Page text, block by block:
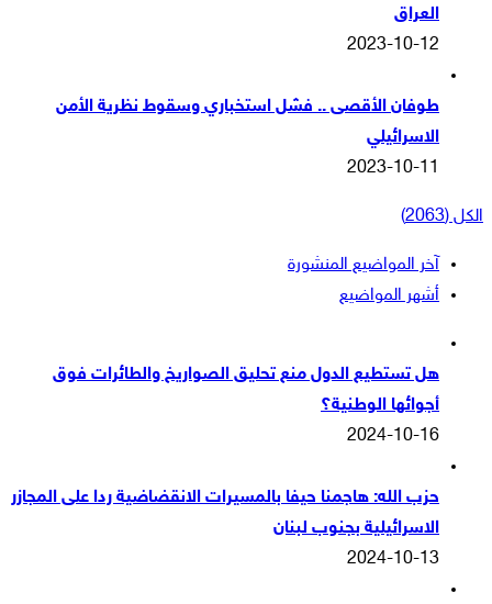
العراق
2023-10-12
طوفان الأقصى .. فشل استخباري وسقوط نظرية الأمن
الاسرائيلي
2023-10-11
الكل (2063)
آخر المواضيع المنشورة
أشهر المواضيع
هل تستطيع الدول منع تحليق الصواريخ والطائرات فوق
أجوائها الوطنية؟
2024-10-16
حزب الله: هاجمنا حيفا بالمسيرات الانقضاضية ردا على المجازر
الاسرائيلية بجنوب لبنان
2024-10-13